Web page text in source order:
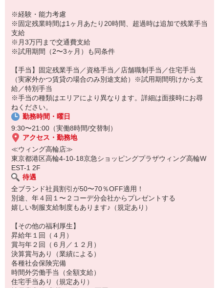
◆勤続5年・15年の節目に社員の新たな挑戦を応援する制有。
趣味・スキル習得など社員自身の成長につながる活動を応援しま
す。
◆海外研修実施（2025年度）
ショップスタッフとして10年以上勤務する社員対象。
※今年は韓国に行きました
※経験・能力考慮
※固定残業時間は1ヶ月あたり20時間、超過時は追加で残業手当
支給
※月3万円まで交通費支給
※試用期間（2〜3ヶ月）も同条件
【手当】固定残業手当／資格手当／店舗職制手当／住宅手当
（実家外かつ賃貸の場合のみ別途支給）※試用期間明けから支
給／特別手当
※手当の種類はエリアにより異なります。詳細は面接時にお尋
ねください。
勤務時間・曜日
9:30〜21:00（実働8時間/交替制）
アクセス・勤務地
≪ウィング高輪店≫
東京都港区高輪4-10-18京急ショッピングプラザウィング高輪W
EST-1 2F
待遇
全ブランド社員割引が50〜70％OFF適用！
別途、年４回１〜２コーデ分会社からプレゼントする
嬉しい制服支給制度もあります♪（規定あり）
【その他の福利厚生】
昇給年１回（４月）
賞与年２回（６月／１２月）
決算賞与あり（業績による）
各種社会保険完備
時間外労働手当（全額支給）
住宅手当あり（規定あり）